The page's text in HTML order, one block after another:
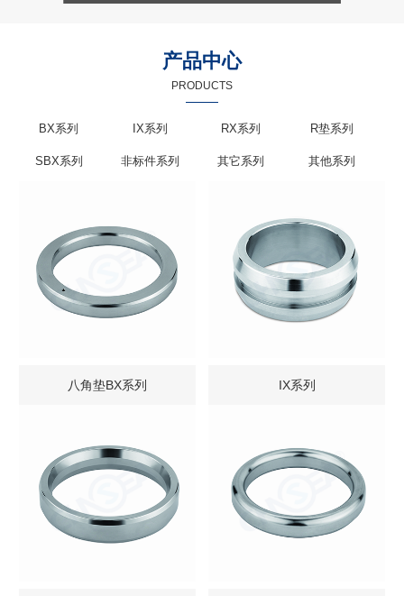
产品中心
PRODUCTS
BX系列 IX系列 RX系列 R垫系列
SBX系列 非标件系列 其它系列 其他系列
八角垫BX系列 IX系列